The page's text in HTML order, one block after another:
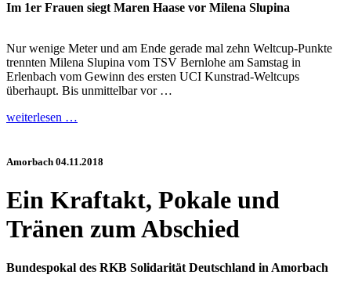
Im 1er Frauen siegt Maren Haase vor Milena Slupina
Nur wenige Meter und am Ende gerade mal zehn Weltcup-Punkte
trennten Milena Slupina vom TSV Bernlohe am Samstag in
Erlenbach vom Gewinn des ersten UCI Kunstrad-Weltcups
überhaupt. Bis unmittelbar vor …
weiterlesen …
Amorbach 04.11.2018
Ein Kraftakt, Pokale und
Tränen zum Abschied
Bundespokal des RKB Solidarität Deutschland in Amorbach